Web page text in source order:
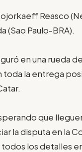
Reasco
(Sao Paulo-BRA).
en una rueda
toda la entrega
que
la disputa en la
los detalles